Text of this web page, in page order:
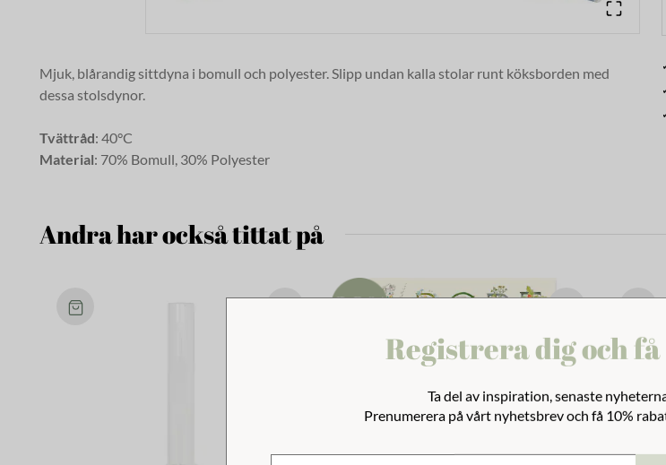
Mjuk, blårandig sittdyna i bomull och polyester. Slipp undan kalla stolar runt köksborden med
dessa stolsdynor.
Tvättråd: 40°C
Material: 70% Bomull, 30% Polyester
Andra har också tittat på
Registrera dig och
Ta del av inspiration, senaste
Prenumerera på vårt nyhetsbrev och få 10%